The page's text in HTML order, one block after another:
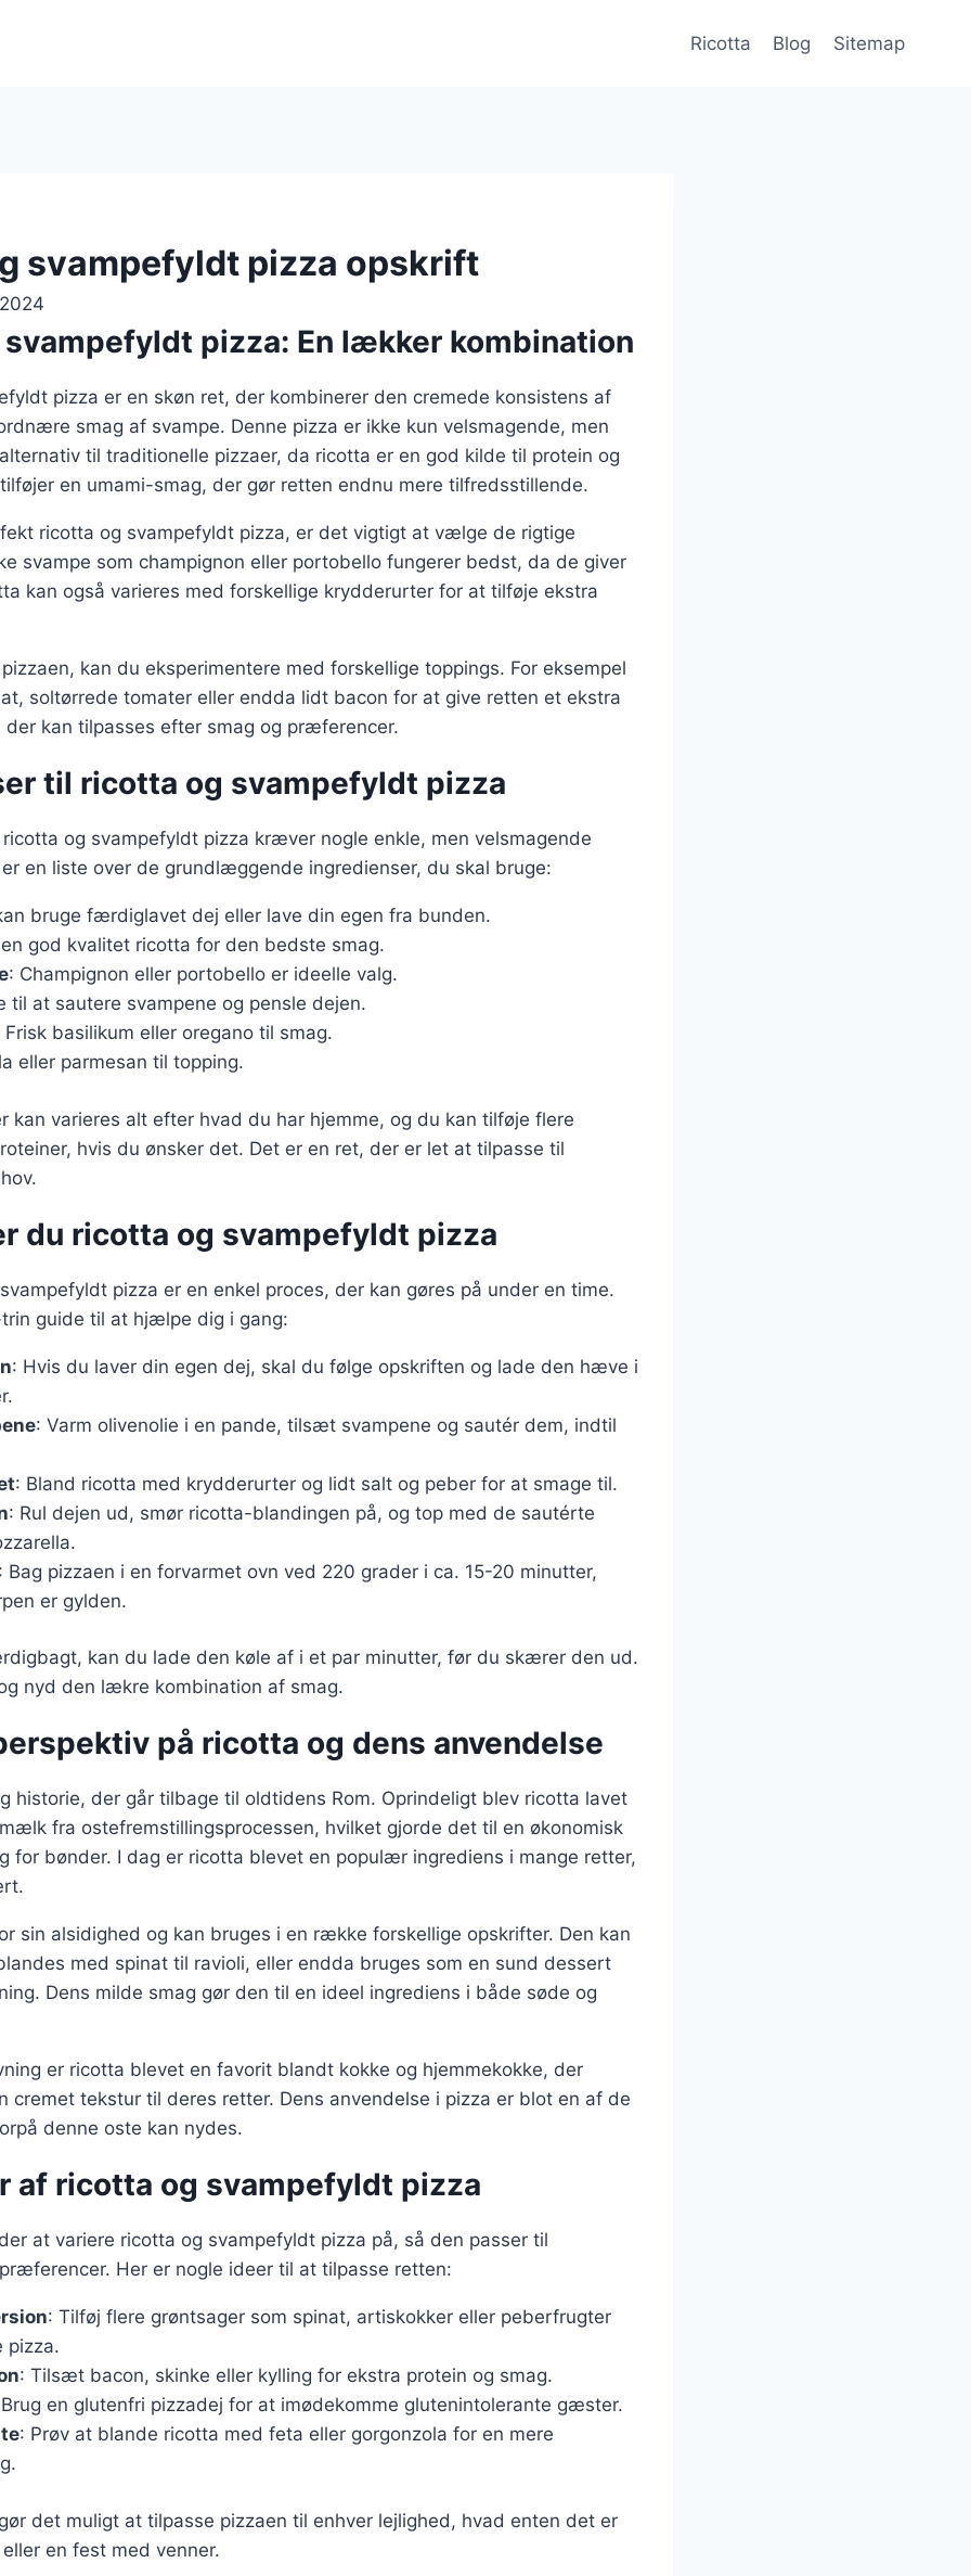
Ricotta Blog Sitemap
svampefyldt pizza opskrift
pizza: En lækker kombination
pizza er en skøn ret, der kombinerer den cremede konsistens af
smag af svampe. Denne pizza er ikke kun velsmagende, men
til traditionelle pizzaer, da ricotta er en god kilde til protein og
en umami-smag, der gør retten endnu mere tilfredsstillende.
ricotta og svampefyldt pizza, er det vigtigt at vælge de rigtige
svampe som champignon eller portobello fungerer bedst, da de giver
kan også varieres med forskellige krydderurter for at tilføje ekstra
kan du eksperimentere med forskellige toppings. For eksempel
soltørrede tomater eller endda lidt bacon for at give retten et ekstra
kan tilpasses efter smag og præferencer.
til ricotta og svampefyldt pizza
og svampefyldt pizza kræver nogle enkle, men velsmagende
en liste over de grundlæggende ingredienser, du skal bruge:
bruge færdiglavet dej eller lave din egen fra bunden.
god kvalitet ricotta for den bedste smag.
: Champignon eller portobello er ideelle valg.
til at sautere svampene og pensle dejen.
Frisk basilikum eller oregano til smag.
eller parmesan til topping.
kan varieres alt efter hvad du har hjemme, og du kan tilføje flere
hvis du ønsker det. Det er en ret, der er let at tilpasse til
du ricotta og svampefyldt pizza
pizza er en enkel proces, der kan gøres på under en time.
guide til at hjælpe dig i gang:
: Hvis du laver din egen dej, skal du følge opskriften og lade den hæve i
: Varm olivenolie i en pande, tilsæt svampene og sautér dem, indtil
: Bland ricotta med krydderurter og lidt salt og peber for at smage til.
: Rul dejen ud, smør ricotta-blandingen på, og top med de sautérte
Bag pizzaen i en forvarmet ovn ved 220 grader i ca. 15-20 minutter,
er gylden.
kan du lade den køle af i et par minutter, før du skærer den ud.
nyd den lækre kombination af smag.
på ricotta og dens anvendelse
historie, der går tilbage til oldtidens Rom. Oprindeligt blev ricotta lavet
fra ostefremstillingsprocessen, hvilket gjorde det til en økonomisk
for bønder. I dag er ricotta blevet en populær ingrediens i mange retter,
sin alsidighed og kan bruges i en række forskellige opskrifter. Den kan
med spinat til ravioli, eller endda bruges som en sund dessert
Dens milde smag gør den til en ideel ingrediens i både søde og
er ricotta blevet en favorit blandt kokke og hjemmekokke, der
cremet tekstur til deres retter. Dens anvendelse i pizza er blot en af de
denne oste kan nydes.
af ricotta og svampefyldt pizza
at variere ricotta og svampefyldt pizza på, så den passer til
Her er nogle ideer til at tilpasse retten:
: Tilføj flere grøntsager som spinat, artiskokker eller peberfrugter
pizza.
: Tilsæt bacon, skinke eller kylling for ekstra protein og smag.
en glutenfri pizzadej for at imødekomme glutenintolerante gæster.
: Prøv at blande ricotta med feta eller gorgonzola for en mere
det muligt at tilpasse pizzaen til enhver lejlighed, hvad enten det er
en fest med venner.